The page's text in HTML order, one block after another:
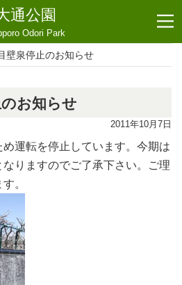
通公園
Odori Park
壁泉停止のお知らせ
お知らせ
2011年10月7日
運転を停止しています。今期は
りますのでご了承下さい。ご理
。